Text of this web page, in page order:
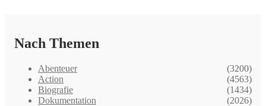
Nach Themen
Abenteuer
(3200)
Action
(4563)
Biografie
(1434)
Dokumentation
(2026)